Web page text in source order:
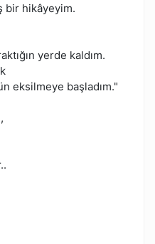
bir hikâyeyim.
yerde kaldım.
eksilmeye başladım."